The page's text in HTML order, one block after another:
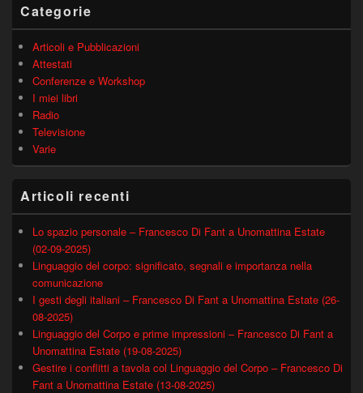
Categorie
Articoli e Pubblicazioni
Attestati
Conferenze e Workshop
I miei libri
Radio
Televisione
Varie
Articoli recenti
Lo spazio personale – Francesco Di Fant a Unomattina Estate
(02-09-2025)
Linguaggio del corpo: significato, segnali e importanza nella
comunicazione
I gesti degli italiani – Francesco Di Fant a Unomattina Estate (26-
08-2025)
Linguaggio del Corpo e prime impressioni – Francesco Di Fant a
Unomattina Estate (19-08-2025)
Gestire i conflitti a tavola col Linguaggio del Corpo – Francesco Di
Fant a Unomattina Estate (13-08-2025)